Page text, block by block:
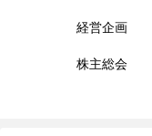
経営企画
株主総会